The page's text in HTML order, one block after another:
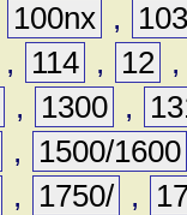
100nx ,
, 114 , 12
, 1300 ,
,
1500/1600
, 1750/ ,